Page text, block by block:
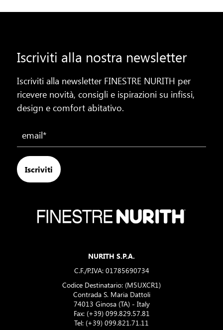
Iscriviti alla nostra newsletter
Iscriviti alla newsletter FINESTRE NURITH per
ricevere novità, consigli e ispirazioni su infissi,
design e comfort abitativo.
Iscriviti
NURITH S.P.A.
C.F./P.IVA: 01785690734
Codice Destinatario: (M5UXCR1)
Contrada S. Maria Dattoli
74013 Ginosa (TA) - Italy
Fax: (+39) 099.829.57.81
Tel: (+39) 099.821.71.11